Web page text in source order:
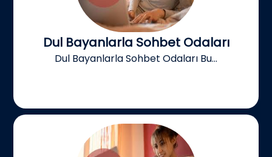
Dul Bayanlarla Sohbet Odaları
Dul Bayanlarla Sohbet Odaları Bu...